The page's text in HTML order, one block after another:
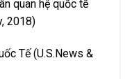
quan hệ quốc tế
2018)
Tế (U.S.News &